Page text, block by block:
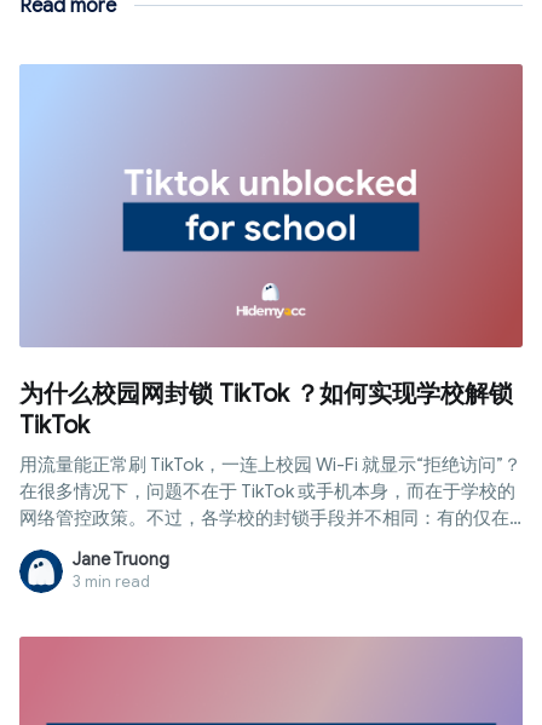
Read more
为什么校园网封锁 TikTok ？如何实现学校解锁
TikTok
用流量能正常刷 TikTok，一连上校园 Wi-Fi 就显示“拒绝访问”？
在很多情况下，问题不在于 TikTok 或手机本身，而在于学校的
网络管控政策。不过，各学校的封锁手段并不相同：有的仅在
网络层过滤，有的则在校发设备上通过 MDM 限制。在本文中，
Hidemyacc 将解析常见的学校封锁机制，教您区分不同情况，
并探讨 学校解锁 TikTok 的可行方案与潜在风险。
Jane Truong
3 min read